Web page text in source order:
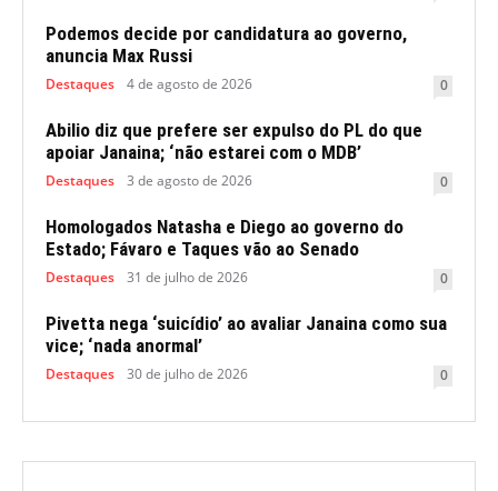
Podemos decide por candidatura ao governo,
anuncia Max Russi
Destaques 4 de agosto de 2026 0
Abilio diz que prefere ser expulso do PL do que
apoiar Janaina; ‘não estarei com o MDB’
Destaques 3 de agosto de 2026 0
Homologados Natasha e Diego ao governo do
Estado; Fávaro e Taques vão ao Senado
Destaques 31 de julho de 2026 0
Pivetta nega ‘suicídio’ ao avaliar Janaina como sua
vice; ‘nada anormal’
Destaques 30 de julho de 2026 0